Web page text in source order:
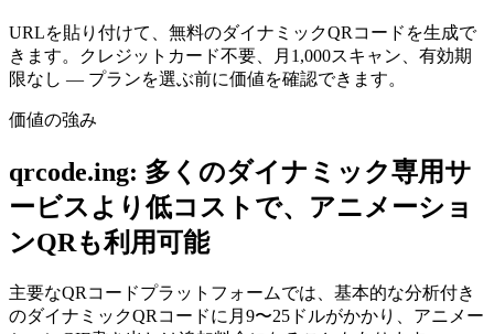
URLを貼り付けて、無料のダイナミックQRコードを生成で
きます。クレジットカード不要、月1,000スキャン、有効期
限なし — プランを選ぶ前に価値を確認できます。
価値の強み
qrcode.ing: 多くのダイナミック専用サ
ービスより低コストで、アニメーショ
ンQRも利用可能
主要なQRコードプラットフォームでは、基本的な分析付き
のダイナミックQRコードに月9〜25ドルがかかり、アニメー